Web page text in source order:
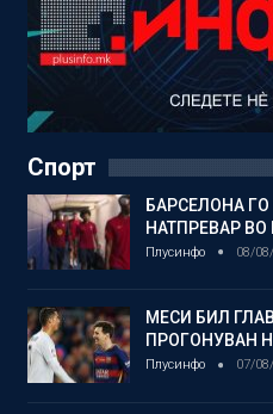
Спорт
БАРСЕЛОНА
НАТПРЕВАР
Плусинфо 08/
МЕСИ БИЛ
ПРОГОНУВАН
Плусинфо 07/